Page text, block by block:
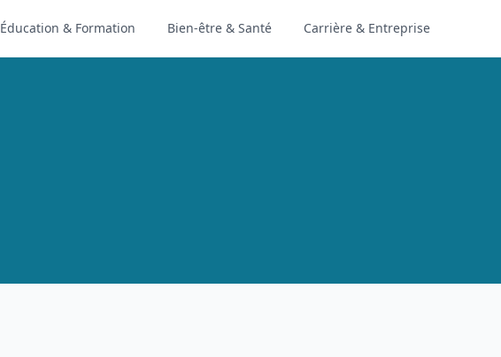
Éducation & Formation Bien-être & Santé Carrière & Entreprise